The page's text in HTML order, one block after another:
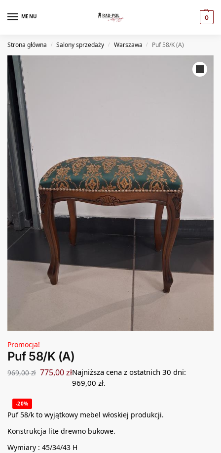
MENU 0
Strona główna / Salony sprzedaży / Warszawa / Puf 58/K (A)
Promocja!
Puf 58/K (A)
969,00zł 775,00złNajniższa cena z ostatnich 30 dni:
969,00 zł.
-20%
Puf 58/k to wyjątkowy mebel włoskiej produkcji.
Konstrukcja lite drewno bukowe.
Wymiary : 45/34/43 H